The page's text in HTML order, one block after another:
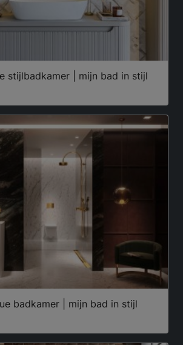
stijlbadkamer | mijn bad in stijl
badkamer | mijn bad in stijl